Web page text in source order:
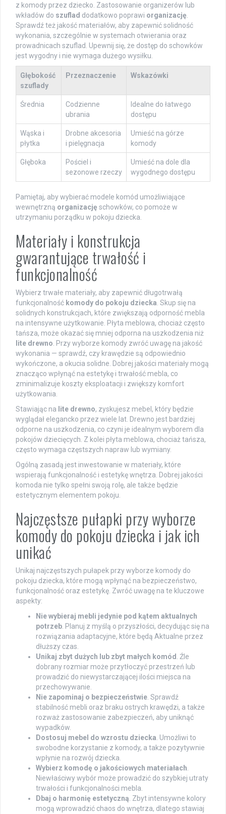
z komody przez dziecko. Zastosowanie organizerów lub
wkładów do szuflad dodatkowo poprawi organizację.
Sprawdź też jakość materiałów, aby zapewnić solidność
wykonania, szczególnie w systemach otwierania oraz
prowadnicach szuflad. Upewnij się, że dostęp do schowków
jest wygodny i nie wymaga dużego wysiłku.
Głębokość
szuflady
Przeznaczenie Wskazówki
Średnia
Codzienne
ubrania
Idealne do łatwego
dostępu
Wąska i
płytka
Drobne akcesoria
i pielęgnacja
Umieść na górze
komody
Głęboka
Pościel i
sezonowe rzeczy
Umieść na dole dla
wygodnego dostępu
Pamiętaj, aby wybierać modele komód umożliwiające
wewnętrzną organizację schowków, co pomoże w
utrzymaniu porządku w pokoju dziecka.
Materiały i konstrukcja
gwarantujące trwałość i
funkcjonalność
Wybierz trwałe materiały, aby zapewnić długotrwałą
funkcjonalność komody do pokoju dziecka. Skup się na
solidnych konstrukcjach, które zwiększają odporność mebla
na intensywne użytkowanie. Płyta meblowa, chociaż często
tańsza, może okazać się mniej odporna na uszkodzenia niż
lite drewno. Przy wyborze komody zwróć uwagę na jakość
wykonania — sprawdź, czy krawędzie są odpowiednio
wykończone, a okucia solidne. Dobrej jakości materiały mogą
znacząco wpłynąć na estetykę i trwałość mebla, co
zminimalizuje koszty eksploatacji i zwiększy komfort
użytkowania.
Stawiając na lite drewno, zyskujesz mebel, który będzie
wyglądał elegancko przez wiele lat. Drewno jest bardziej
odporne na uszkodzenia, co czyni je idealnym wyborem dla
pokojów dziecięcych. Z kolei płyta meblowa, chociaż tańsza,
często wymaga częstszych napraw lub wymiany.
Ogólną zasadą jest inwestowanie w materiały, które
wspierają funkcjonalność i estetykę wnętrza. Dobrej jakości
komoda nie tylko spełni swoją rolę, ale także będzie
estetycznym elementem pokoju.
Najczęstsze pułapki przy wyborze
komody do pokoju dziecka i jak ich
unikać
Unikaj najczęstszych pułapek przy wyborze komody do
pokoju dziecka, które mogą wpłynąć na bezpieczeństwo,
funkcjonalność oraz estetykę. Zwróć uwagę na te kluczowe
aspekty:
Nie wybieraj mebli jedynie pod kątem aktualnych
potrzeb. Planuj z myślą o przyszłości, decydując się na
rozwiązania adaptacyjne, które będą Aktualne przez
dłuższy czas.
Unikaj zbyt dużych lub zbyt małych komód . Źle
dobrany rozmiar może przytłoczyć przestrzeń lub
prowadzić do niewystarczającej ilości miejsca na
przechowywanie.
Nie zapominaj o bezpieczeństwie. Sprawdź
stabilność mebli oraz braku ostrych krawędzi, a także
rozważ zastosowanie zabezpieczeń, aby uniknąć
wypadków.
Dostosuj mebel do wzrostu dziecka. Umożliwi to
swobodne korzystanie z komody, a także pozytywnie
wpłynie na rozwój dziecka.
Wybierz komodę o jakościowych materiałach.
Niewłaściwy wybór może prowadzić do szybkiej utraty
trwałości i funkcjonalności mebla.
Dbaj o harmonię estetyczną. Zbyt intensywne kolory
mogą wprowadzić chaos do wnętrza, dlatego stawiaj